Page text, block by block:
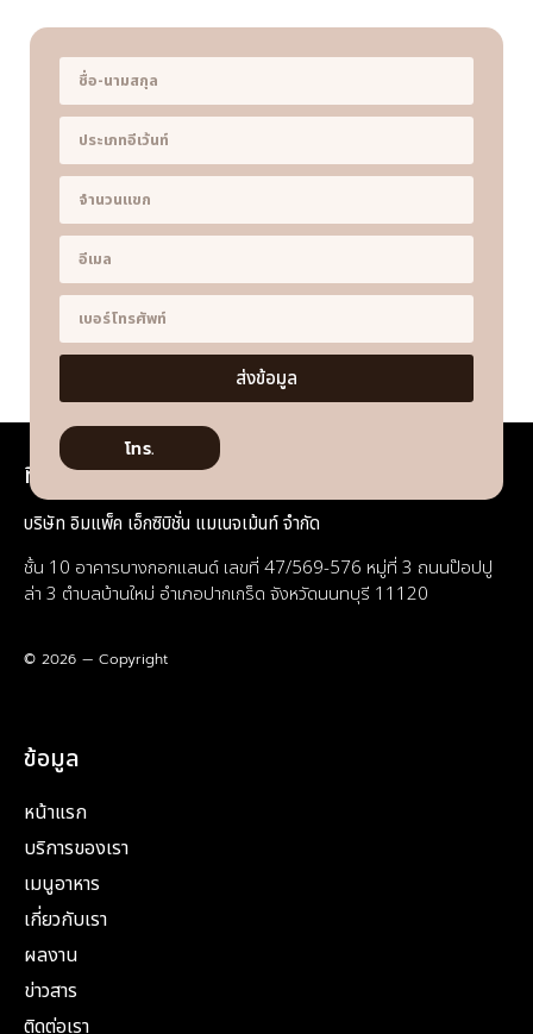
ส่งข้อมูล
โทร.
ที่อยู่
บริษัท อิมแพ็ค เอ็กซิบิชั่น แมเนจเม้นท์ จำกัด
ชั้น 10 อาคารบางกอกแลนด์ เลขที่ 47/569-576 หมู่ที่ 3 ถนนป๊อปปู
ล่า 3 ตำบลบ้านใหม่ อำเภอปากเกร็ด จังหวัดนนทบุรี 11120
© 2026 — Copyright
ข้อมูล
หน้าแรก
บริการของเรา
เมนูอาหาร
เกี่ยวกับเรา
ผลงาน
ข่าวสาร
ติดต่อเรา